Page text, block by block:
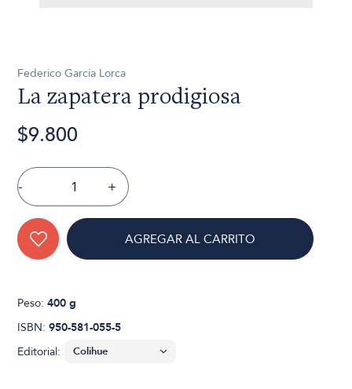
Federico García Lorca
La zapatera prodigiosa
$9.800
- +
AGREGAR AL CARRITO
Peso:400 g
ISBN:950-581-055-5
Editorial: